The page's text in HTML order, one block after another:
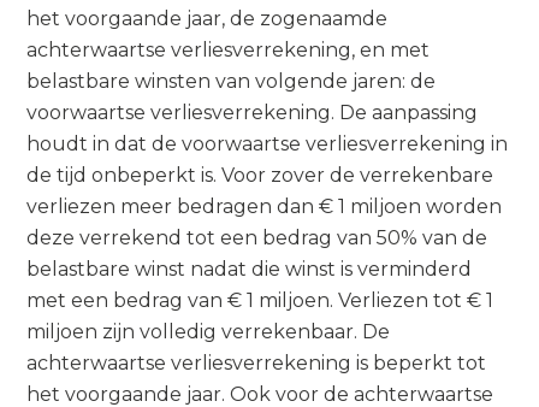
het voorgaande jaar, de zogenaamde
achterwaartse verliesverrekening, en met
belastbare winsten van volgende jaren: de
voorwaartse verliesverrekening. De aanpassing
houdt in dat de voorwaartse verliesverrekening in
de tijd onbeperkt is. Voor zover de verrekenbare
verliezen meer bedragen dan € 1 miljoen worden
deze verrekend tot een bedrag van 50% van de
belastbare winst nadat die winst is verminderd
met een bedrag van € 1 miljoen. Verliezen tot € 1
miljoen zijn volledig verrekenbaar. De
achterwaartse verliesverrekening is beperkt tot
het voorgaande jaar. Ook voor de achterwaartse